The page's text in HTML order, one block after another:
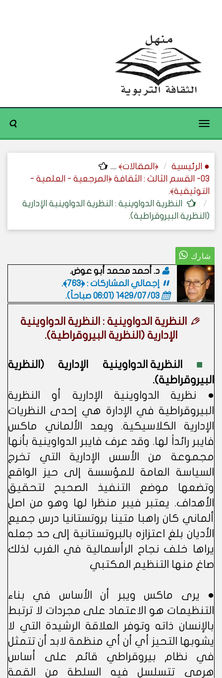
Toggle
● الرئيسية ﴿المقالات﴾ ....
03- القسم الثالث : الثقافة ﴿المرجعية - العلمية -
التوثيقية﴾.
النظرية الدواوينية : النظرية الدواوينية الإدارية
(النظرية البيروقراطية).
د. أحمد محمد أبو عوض.
إجمالي المشاركات : ﴿763﴾.
1429/07/03 (06:01 صباحاً)
.
النظرية الدواوينية : النظرية الدواوينية
الإدارية (النظرية البيروقراطية).
■
النظرية الدواوينية الإدارية (النظرية
البيروقراطية).
● نظرية الدواوينية الإدارية أو النظرية
البيروقراطية في الإدارة هي إحدى النظريات
الإدارية الكلاسيكية. ويعد الألماني ماكس
فايبر رائداً لها. وقد عرف فايبر الدواوينية بأنها
مجموعة من الأسس الإدارية التي تخرج
السياسة العامة للمؤسسة إلى حيز الواقع
وتضعها موضع التنفيذ الصحيح لتحقيق
الأهداف. يعتبر فيبر منظرا لها وهو من اصل
ألماني كان راهبا متينا بروتستانيا درس جميع
الأديان بلغ اعتزازه بالبروتستانية إلى حد جعله
يراها خلف نجاح الرأسمالية في الغرب لذلك
صاغ منها التنظيم المكتبي
● يرى ماكس ويبر أن الأساس في بناء
التنظيمات هو الاعتماد على مجردات لا ترتبط
بالإنسان ذاته وتوفر العلاقة الرشيدة التي لا
يشوبها التحيز أي أن أي منظمة لابد أن تتمثل
في نظام بيروقراطي قائم على أساس
هرمي تتسلسل فيه السلطة من القمة